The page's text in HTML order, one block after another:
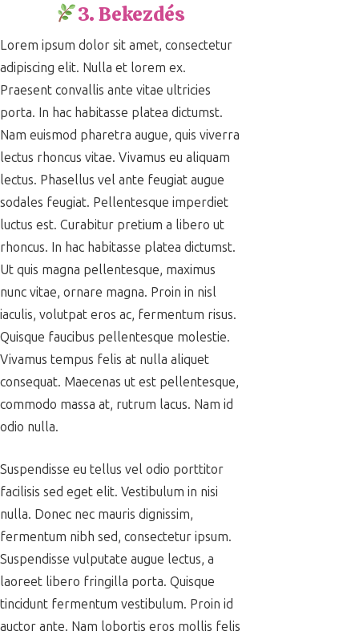
3. Bekezdés
Lorem ipsum dolor sit amet, consectetur
adipiscing elit. Nulla et lorem ex.
Praesent convallis ante vitae ultricies
porta. In hac habitasse platea dictumst.
Nam euismod pharetra augue, quis viverra
lectus rhoncus vitae. Vivamus eu aliquam
lectus. Phasellus vel ante feugiat augue
sodales feugiat. Pellentesque imperdiet
luctus est. Curabitur pretium a libero ut
rhoncus. In hac habitasse platea dictumst.
Ut quis magna pellentesque, maximus
nunc vitae, ornare magna. Proin in nisl
iaculis, volutpat eros ac, fermentum risus.
Quisque faucibus pellentesque molestie.
Vivamus tempus felis at nulla aliquet
consequat. Maecenas ut est pellentesque,
commodo massa at, rutrum lacus. Nam id
odio nulla.
Suspendisse eu tellus vel odio porttitor
facilisis sed eget elit. Vestibulum in nisi
nulla. Donec nec mauris dignissim,
fermentum nibh sed, consectetur ipsum.
Suspendisse vulputate augue lectus, a
laoreet libero fringilla porta. Quisque
tincidunt fermentum vestibulum. Proin id
auctor ante. Nam lobortis eros mollis felis